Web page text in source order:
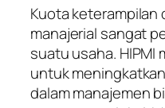
Kuota keterampilan
manajerial sangat
suatu usaha.
untuk
dalam manajemen